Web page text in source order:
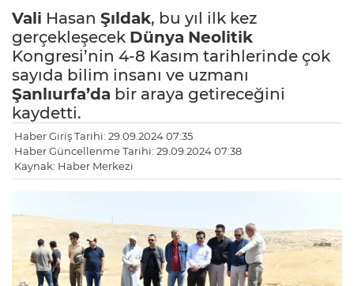
Vali Hasan Şıldak, bu yıl ilk kez
gerçekleşecek Dünya Neolitik
Kongresi’nin 4-8 Kasım tarihlerinde çok
sayıda bilim insanı ve uzmanı
Şanlıurfa’da bir araya getireceğini
kaydetti.
Haber Giriş Tarihi: 29.09.2024 07:35
Haber Güncellenme Tarihi: 29.09.2024 07:38
Kaynak: Haber Merkezi